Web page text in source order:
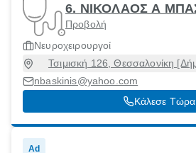
6. ΝΙΚΟΛΑΟΣ Α
Προβολή
Νευροχειρουργοί
Τσιμισκή 126, Θεσσαλονίκη
nbaskinis@yahoo.com
Κάλεσε Τώρα
Ad